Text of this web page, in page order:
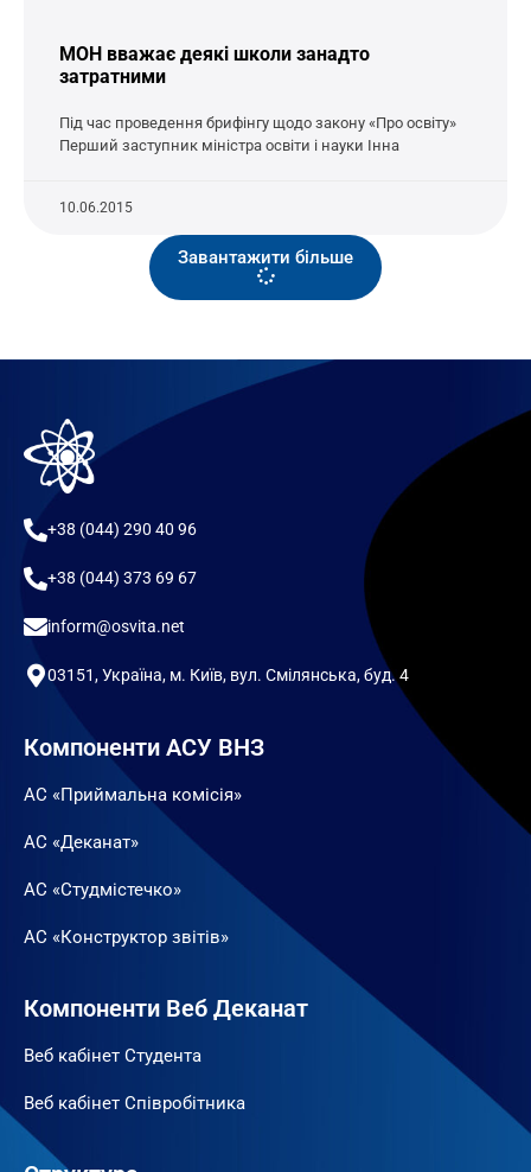
МОН вважає деякі школи занадто
затратними
Під час проведення брифінгу щодо закону «Про освіту»
Перший заступник міністра освіти і науки Інна
10.06.2015
Завантажити більше
+38 (044) 290 40 96
+38 (044) 373 69 67
inform@osvita.net
03151, Україна, м. Київ, вул. Смілянська, буд. 4
Компоненти АСУ ВНЗ
АС «Приймальна комісія»
АС «Деканат»
АС «Студмістечко»
АС «Конструктор звітів»
Компоненти Веб Деканат
Веб кабінет Студента
Веб кабінет Співробітника